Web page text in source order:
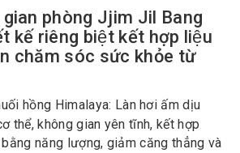
phòng Jjim Jil Bang
kế riêng biệt kết hợp liệu
chăm sóc sức khỏe từ
hồng Himalaya: Làn hơi ấm dịu
thể, không gian yên tĩnh, kết hợp
năng lượng, giảm căng thẳng và